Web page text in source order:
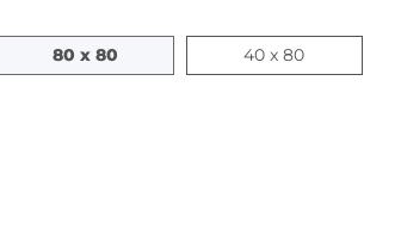
80 x 8080 x 80 40 x 8040 x 80